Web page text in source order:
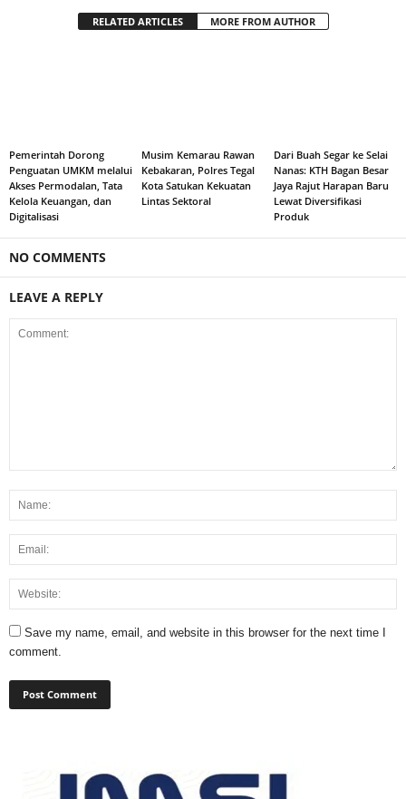
RELATED ARTICLES MORE FROM AUTHOR
Pemerintah Dorong
Penguatan UMKM melalui
Akses Permodalan, Tata
Kelola Keuangan, dan
Digitalisasi
Musim Kemarau Rawan
Kebakaran, Polres Tegal
Kota Satukan Kekuatan
Lintas Sektoral
Dari Buah Segar ke Selai
Nanas: KTH Bagan Besar
Jaya Rajut Harapan Baru
Lewat Diversifikasi
Produk
NO COMMENTS
LEAVE A REPLY
Save my name, email, and website in this browser for the next time I
comment.